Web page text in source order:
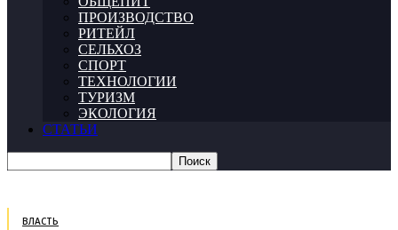
ПРОИЗВОДСТВО
РИТЕЙЛ
СЕЛЬХОЗ
СПОРТ
ТЕХНОЛОГИИ
ТУРИЗМ
ЭКОЛОГИЯ
СТАТЬИ
ВЛАСТЬ